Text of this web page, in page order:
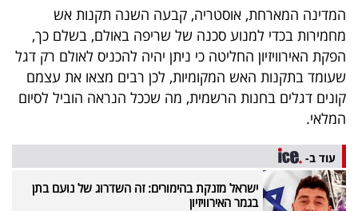
40
UNDER
40
פעולה
המדינה המארחת, אוסטריה, קבעה השנה תקנות אש
מחמירות בכדי למנוע סכנה של שריפה באולם, בשלם כך,
הפקת האירוויזיון החליטה כי ניתן יהיה להכניס לאולם רק דגל
שעומד בתקנות האש המקומיות, לכן רבים מצאו את עצמם
קונים דגלים בחנות הרשמית, מה שככל הנראה הוביל לסיום
המלאי.
עוד ב-
ישראל מזנקת בהימורים: זה השדרוג של נועם בתן
בגמר האירוויזיון